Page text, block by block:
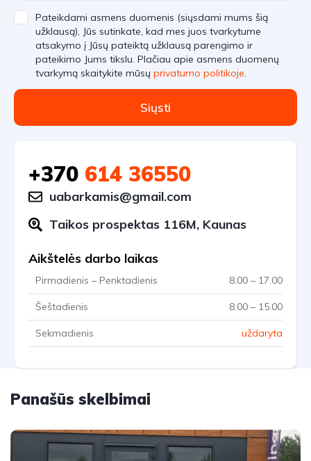
Pateikdami asmens duomenis (siųsdami mums šią
užklausą), Jūs sutinkate, kad mes juos tvarkytume
atsakymo į Jūsų pateiktą užklausą parengimo ir
pateikimo Jums tikslu. Plačiau apie asmens duomenų
tvarkymą skaitykite mūsų privatumo politikoje.
Siųsti
+370 614 36550
uabarkamis@gmail.com
Taikos prospektas 116M, Kaunas
Aikštelės darbo laikas
Pirmadienis – Penktadienis 8.00 – 17.00
Šeštadienis 8.00 – 15.00
Sekmadienis uždaryta
Panašūs skelbimai